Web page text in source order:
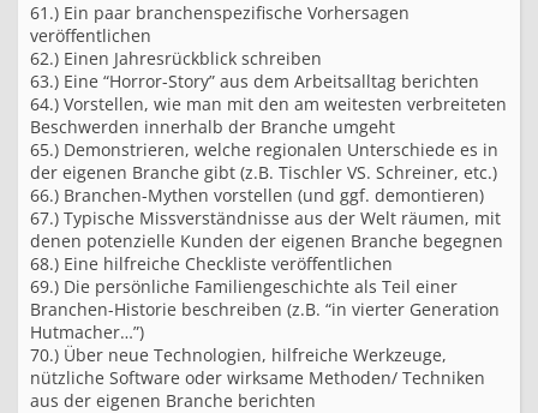
61.) Ein paar branchenspezifische Vorhersagen
veröffentlichen
62.) Einen Jahresrückblick schreiben
63.) Eine “Horror-Story” aus dem Arbeitsalltag berichten
64.) Vorstellen, wie man mit den am weitesten verbreiteten
Beschwerden innerhalb der Branche umgeht
65.) Demonstrieren, welche regionalen Unterschiede es in
der eigenen Branche gibt (z.B. Tischler VS. Schreiner, etc.)
66.) Branchen-Mythen vorstellen (und ggf. demontieren)
67.) Typische Missverständnisse aus der Welt räumen, mit
denen potenzielle Kunden der eigenen Branche begegnen
68.) Eine hilfreiche Checkliste veröffentlichen
69.) Die persönliche Familiengeschichte als Teil einer
Branchen-Historie beschreiben (z.B. “in vierter Generation
Hutmacher…”)
70.) Über neue Technologien, hilfreiche Werkzeuge,
nützliche Software oder wirksame Methoden/ Techniken
aus der eigenen Branche berichten